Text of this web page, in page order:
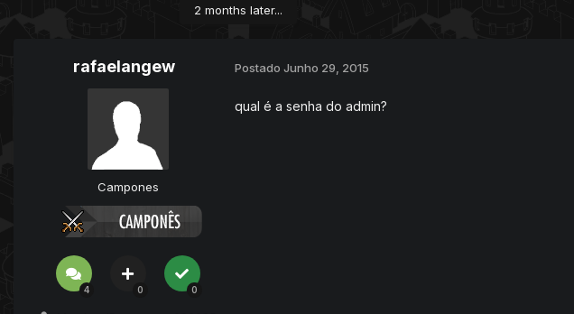
2 months later...
rafaelangew
Campones
4 0 0
Postado Junho 29, 2015
qual é a senha do admin?